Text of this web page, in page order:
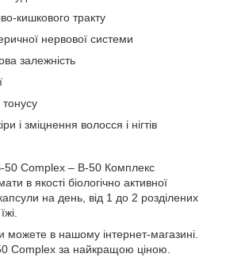
кишкового тракту
нервової системи
залежність
і зміцнення волосся і нігтів
50 Complex – В-50 Комплекс
в якості біологічно активної
на день, від 1 до 2 розділених
можете в нашому інтернет-магазині.
Complex за найкращою ціною.